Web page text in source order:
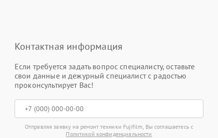
Контактная информация
Если требуется задать вопрос специалисту, оставьте
свои данные и дежурный специалист с радостью
проконсультирует Вас!
Отправляя заявку на ремонт техники Fujifilm, Вы соглашаетесь с
Политикой конфиденциальности